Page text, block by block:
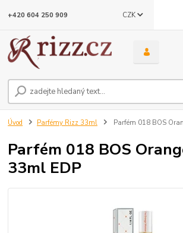
CZK
+420 604 250 909
Úvod Parfémy Rizz 33ml Parfém 018 BOS
Parfém 018 BOS
33ml EDP